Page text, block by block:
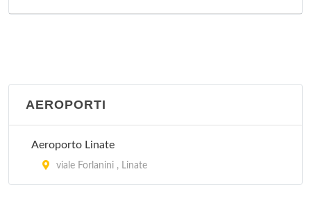
AEROPORTI
Aeroporto Linate
viale Forlanini , Linate